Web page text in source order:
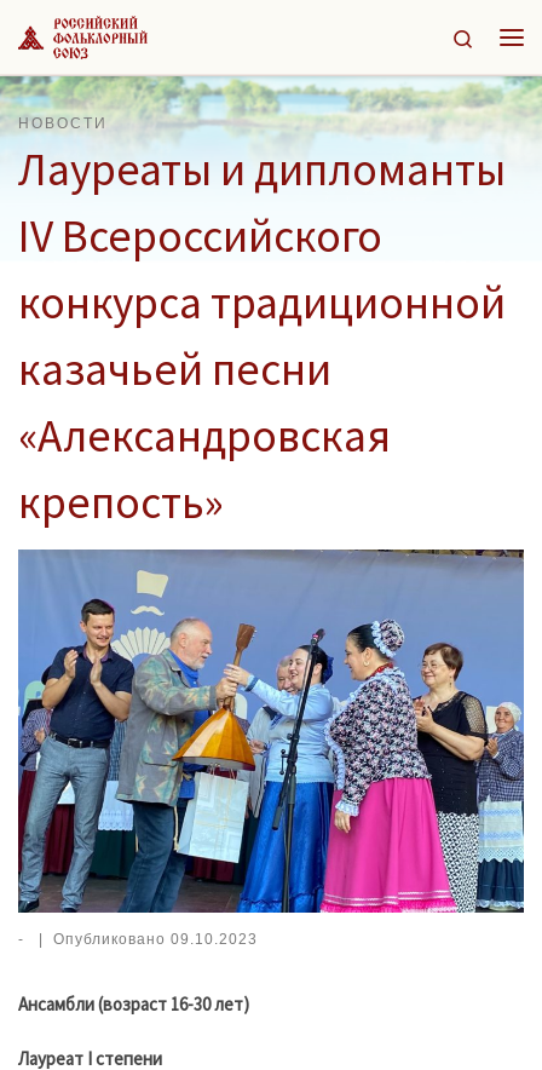
Перейти к содержимому
Search
НОВОСТИ
Лауреаты и дипломанты
IV Всероссийского
конкурса традиционной
казачьей песни
«Александровская
крепость»
- | Опубликовано 09.10.2023
Ансамбли (возраст 16-30 лет)
Лауреат I степени